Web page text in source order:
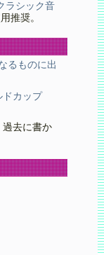
ラシック音
推奨。
るものに出
ドカップ
過去に書か